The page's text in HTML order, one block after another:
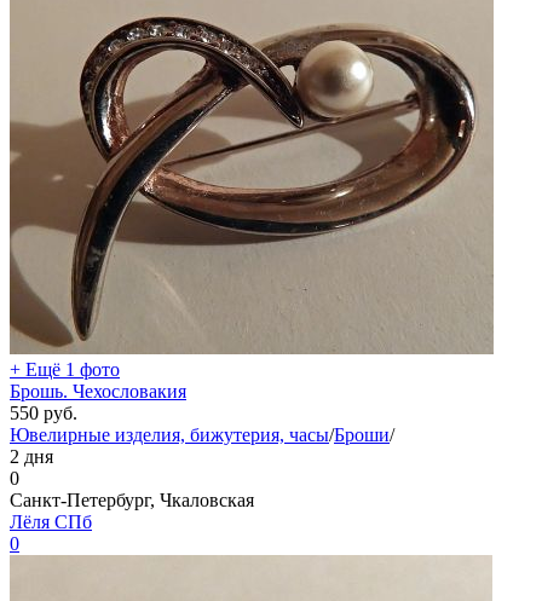
+ Ещё 1 фото
Брошь. Чехословакия
550 руб.
Ювелирные изделия, бижутерия, часы/Броши/
2 дня
0
Санкт-Петербург, Чкаловская
Лёля СПб
0